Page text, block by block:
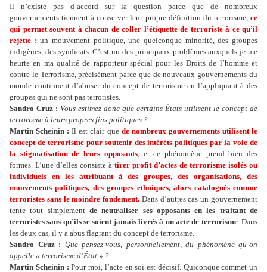
Il n’existe pas d’accord sur la question parce que de nombreux
gouvernements tiennent à conserver leur propre définition du terrorisme,ce
qui permet souvent à chacun de coller l’étiquette de terroriste à ce qu’il
rejette : un mouvement politique, une quelconque minorité, des groupes
indigènes, des syndicats. C’est un des principaux problèmes auxquels je me
heurte en ma qualité de rapporteur spécial pour les Droits de l’homme et
contre le Terrorisme, précisément parce que de nouveaux gouvernements du
monde continuent d’abuser du concept de terrorisme en l’appliquant à des
groupes qui ne sont pas terroristes.
Sandro Cruz : Vous estimez donc que certains États utilisent le concept de
terrorisme à leurs propres fins politiques ?
Martin Scheinin : Il est clair que de nombreux gouvernements utilisent le
concept de terrorisme pour soutenir des intérêts politiques par la voie de
la stigmatisation de leurs opposants, et ce phénomène prend bien des
formes. L’une d’elles consiste à tirer profit d’actes de terrorisme isolés ou
individuels en les attribuant à des groupes, des organisations, des
mouvements politiques, des groupes ethniques, alors catalogués comme
terroristes sans le moindre fondement. Dans d’autres cas un gouvernement
tente tout simplement de neutraliser ses opposants en les traitant de
terroristes sans qu’ils se soient jamais livrés à un acte de terrorisme. Dans
les deux cas, il y a abus flagrant du concept de terrorisme.
Sandro Cruz : Que pensez-vous, personnellement, du phénomène qu’on
appelle « terrorisme d’État » ?
Martin Scheinin : Pour moi, l’acte en soi est décisif. Quiconque commet un